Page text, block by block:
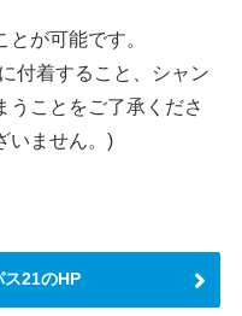
が可能です。
付着すること、シャン
うことをご了承くださ
いません。)
21のHP